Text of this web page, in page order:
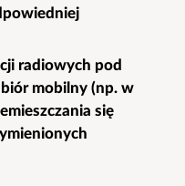
radiowych pod
mobilny (np. w
się